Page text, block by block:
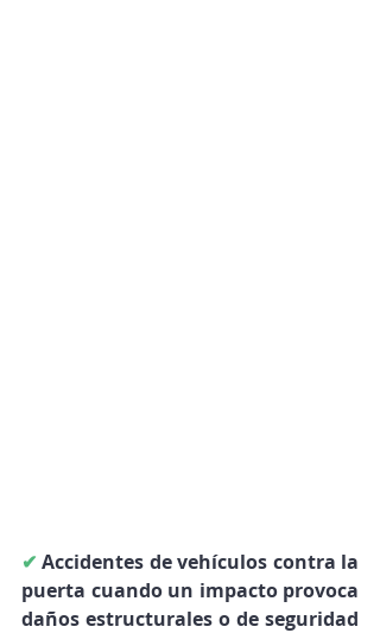
✔ Accidentes de vehículos contra la
puerta cuando un impacto provoca
daños estructurales o de seguridad